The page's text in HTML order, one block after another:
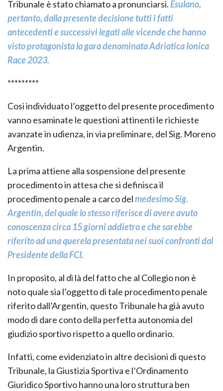
Tribunale è stato chiamato a pronunciarsi.Esulano,
pertanto, dalla presente decisione tutti i fatti
antecedenti e successivi legati alle vicende che hanno
visto protagonista la gara denominata Adriatica Ionica
Race 2023.
*********
Cosi individuato l’oggetto del presente procedimento
vanno esaminate le questioni attinenti le richieste
avanzate in udienza, in via preliminare, del Sig. Moreno
Argentin.
La prima attiene alla sospensione del presente
procedimento in attesa che si definisca il
procedimento penale a carco delmedesimo Sig.
Argentin, del quale lo stesso riferisce di avere avuto
conoscenza circa 15 giorni addietro e che sarebbe
riferito ad una querela presentata nei suoi confronti dal
Presidente della FCI.
In proposito, al di là del fatto che al Collegio non è
noto quale sia l’oggetto di tale procedimento penale
riferito dall’Argentin, questo Tribunale ha già avuto
modo di dare conto della perfetta autonomia del
giudizio sportivo rispetto a quello ordinario.
Infatti, come evidenziato in altre decisioni di questo
Tribunale, la Giustizia Sportiva e l’Ordinamento
Giuridico Sportivo hanno una loro struttura ben